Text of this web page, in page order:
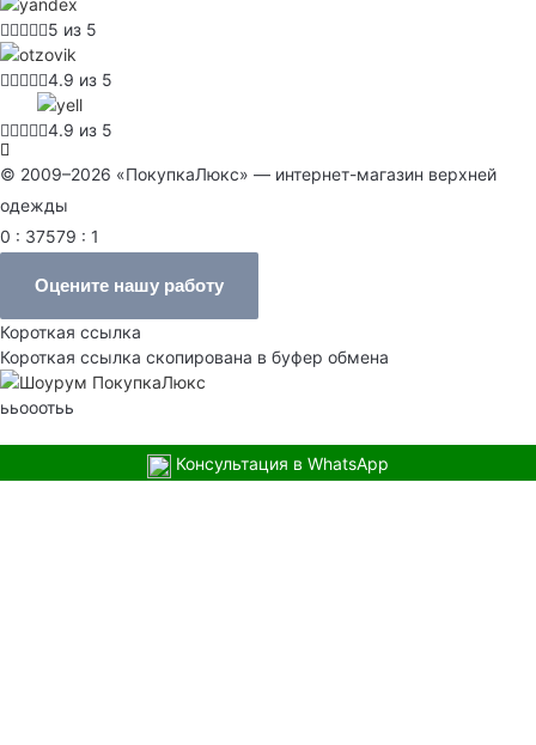
5 из 5
4.9 из 5
4.9 из 5
© 2009–2026 «ПокупкаЛюкс» — интернет-магазин верхней
одежды
0 : 37579 : 1
Оцените нашу работу
Короткая ссылка
Короткая ссылка скопирована в буфер обмена
ььооотьь
Консультация в WhatsApp